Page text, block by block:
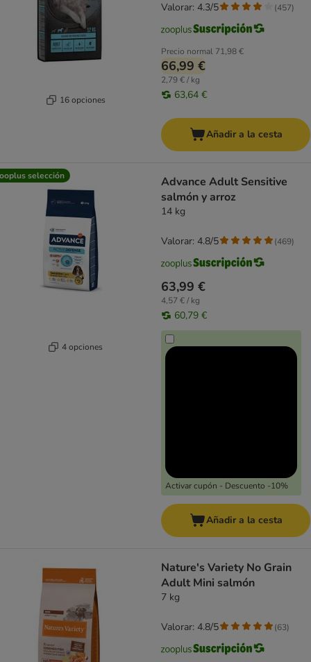
16 opciones
Precio normal 71,98 €
66,99 €
2,79 € / kg
63,64 €
Valorar: 4.3/5 (457)
Añadir a la cesta
selección
4 opciones
Advance Adult Sensitive
salmón y arroz
14 kg
63,99 €
4,57 € / kg
60,79 €
Activar cupón - Descuento -10%
Valorar: 4.8/5 (469)
Añadir a la cesta
Nature's Variety No Grain
Adult Mini salmón
7 kg
Valorar: 4.8/5 (63)